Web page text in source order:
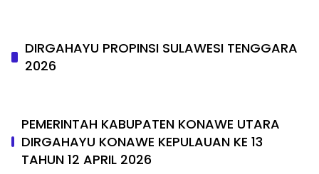
DIRGAHAYU PROPINSI SULAWESI TENGGARA
2026
PEMERINTAH KABUPATEN KONAWE UTARA
DIRGAHAYU KONAWE KEPULAUAN KE 13
TAHUN 12 APRIL 2026